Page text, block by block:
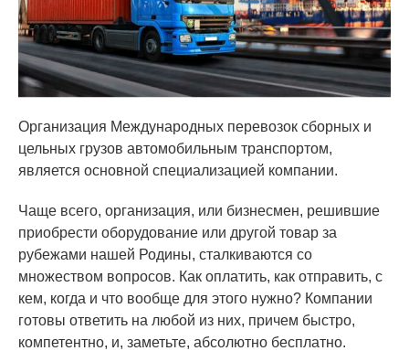
Организация Международных перевозок сборных и
цельных грузов автомобильным транспортом,
является основной специализацией компании.
Чаще всего, организация, или бизнесмен, решившие
приобрести оборудование или другой товар за
рубежами нашей Родины, сталкиваются со
множеством вопросов. Как оплатить, как отправить, с
кем, когда и что вообще для этого нужно? Компании
готовы ответить на любой из них, причем быстро,
компетентно, и, заметьте, абсолютно бесплатно.